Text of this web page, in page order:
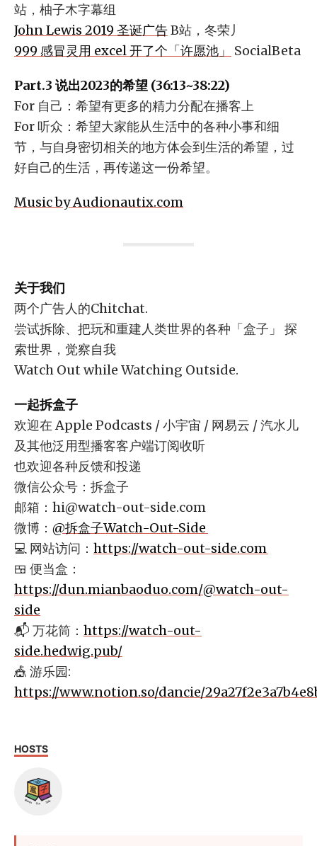
站，柚子木字幕组
John Lewis 2019 圣诞广告B站，冬荣丿
999 感冒灵用 excel 开了个「许愿池」
SocialBeta
Part.3 说出2023的希望 (36:13~38:22)
For 自己：希望有更多的精力分配在播客上
For 听众：希望大家能从生活中的各种小事和细
节，与自身密切相关的地方体会到生活的希望，过
好自己的生活，再传递这一份希望。
Music by Audionautix.com
关于我们
两个广告人的Chitchat.
尝试拆除、把玩和重建人类世界的各种「盒子」 探
索世界，觉察自我
Watch Out while Watching Outside.
一起拆盒子
欢迎在 Apple Podcasts / 小宇宙 / 网易云 / 汽水儿
及其他泛用型播客客户端订阅收听
也欢迎各种反馈和投递
微信公众号：拆盒子
邮箱： hi@watch-out-side.com
微博： @拆盒子Watch-Out-Side
💻 网站访问： https://watch-out-side.com
🍱 便当盒：
https://dun.mianbaoduo.com/@watch-out-
side
📬 万花筒： https://watch-out-
side.hedwig.pub/
🎪 游乐园:
https://www.notion.so/dancie/
HOSTS